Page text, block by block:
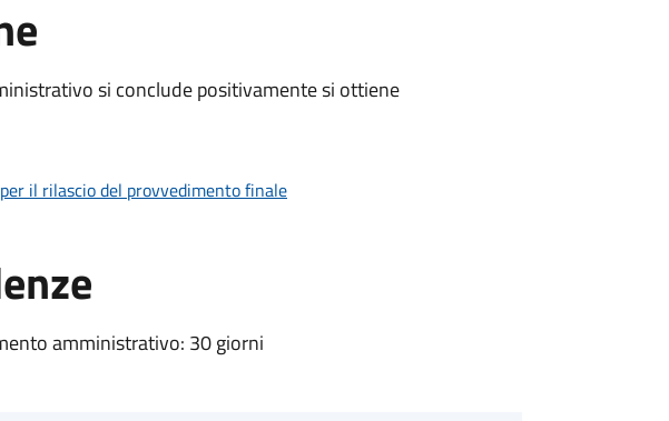
si conclude positivamente si ottiene
il rilascio del provvedimento finale
amministrativo: 30 giorni